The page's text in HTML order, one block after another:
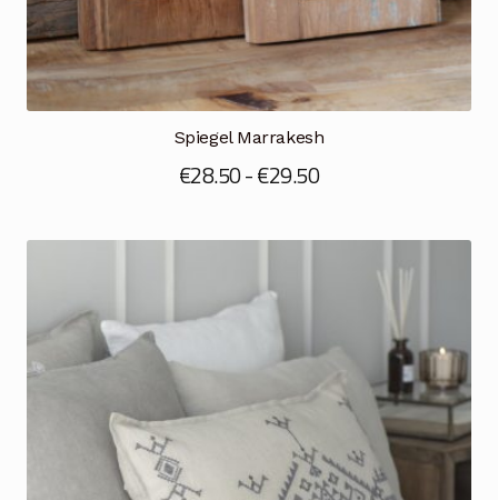
Spiegel Marrakesh
€28.50-€29.50Prijsklasse:
tot
€29.50